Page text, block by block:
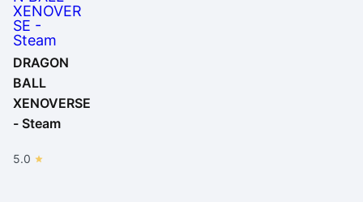
DRAGON
BALL
XENOVERSE
- Steam
5.0